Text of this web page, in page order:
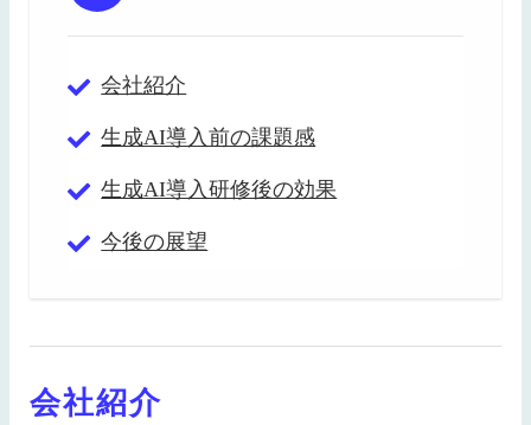
会社紹介
生成AI導入前の課題感
生成AI導入研修後の効果
今後の展望
会社紹介